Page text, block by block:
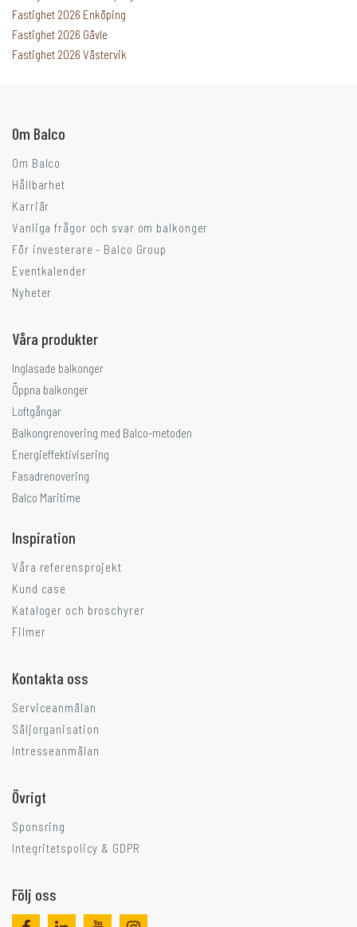
Fastighet 2026 Enköping
Fastighet 2026 Gävle
Fastighet 2026 VästervikGår ni i balkongtankar?
Om Balco
Om Balco
Hållbarhet
Karriär
Vanliga frågor och svar om balkonger
För investerare - Balco Group
Eventkalender
Nyheter
Våra produkter
Inglasade balkonger
Öppna balkonger
Loftgångar
Balkongrenovering med Balco-metoden
Energieffektivisering
Fasadrenovering
Balco Maritime
Inspiration
Våra referensprojekt
Kund case
Kataloger och broschyrer
Filmer
Kontakta oss
Serviceanmälan
Säljorganisation
Intresseanmälan
Övrigt
Sponsring
Integritetspolicy & GDPR
Följ oss